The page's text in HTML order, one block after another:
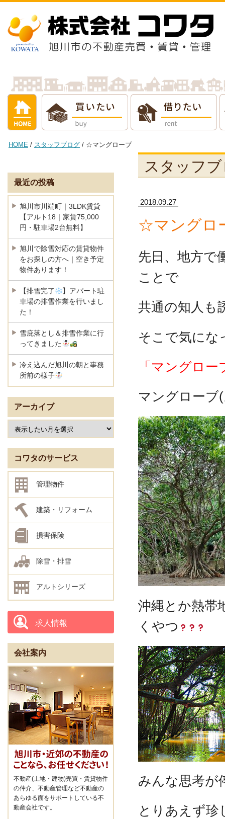
HOME / スタッフブログ / ☆マングローブ
スタッフ
2018.09.27
☆マングロ
先日、地方で
ことで
共通の知人も
そこで気にな
「マングロ
マングローブ
沖縄とか熱帯
くやつ
みんな思考が
とりあえず珍
最近の投稿
旭川市川端町｜3LDK賃貸
【アルト18｜家賃75,000
円・駐車場2台無料】
旭川で除雪対応の賃貸物件
をお探しの方へ｜空き予定
物件あります！
【排雪完了
】アパート駐
車場の排雪作業を行いまし
た！
雪庇落とし＆排雪作業に行
ってきました
冷え込んだ旭川の朝と事務
所前の様子
アーカイブ
コワタのサービス
管理物件
建築・リフォーム
損害保険
除雪・排雪
アルトシリーズ
求人情報
会社案内
不動産(土地・建物)売買・賃貸物件
の仲介、不動産管理など不動産の
あらゆる面をサポートしている不
動産会社です。